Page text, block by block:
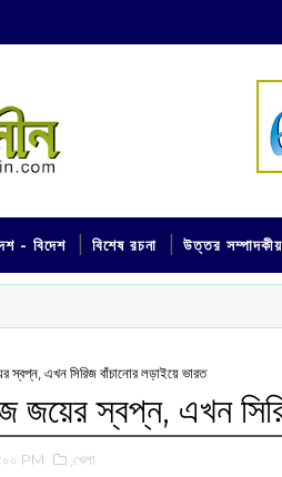
- বিদেশ বিশেষ রচনা উত্তর সম্পাদকীয়
স্বপ্ন, এখন সিরিজ বাঁচানোর লড়াইয়ে ভারত
জয়ের স্বপ্ন, এখন
PM ,খেলা